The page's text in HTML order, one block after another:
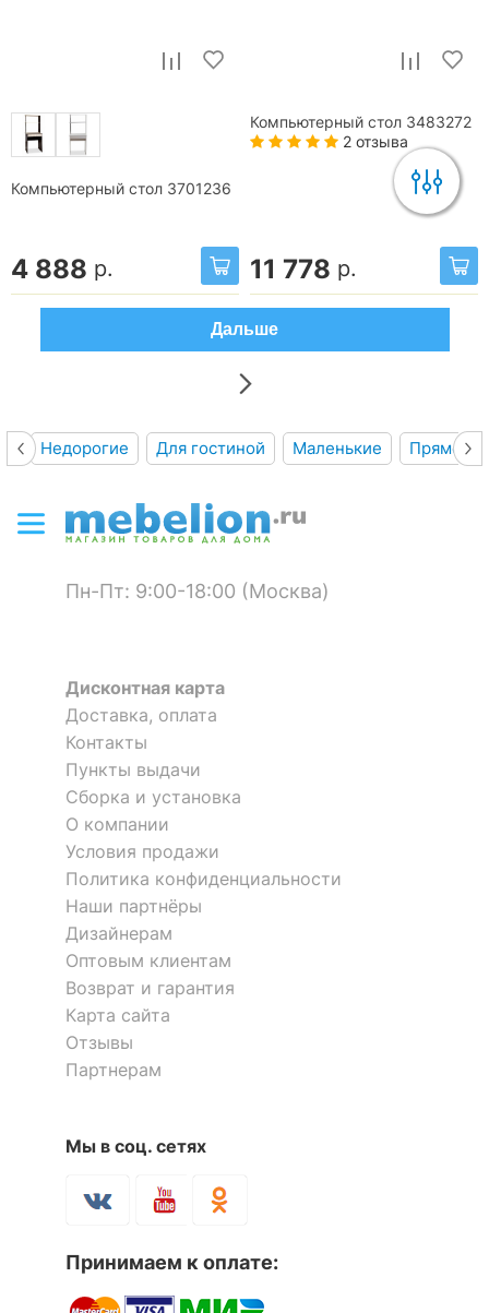
Компьютерный стол 3701236
4 888 р.
Компьютерный стол 3483272
2 отзыва
11 778 р.
Дальше
Недорогие Для гостиной Маленькие
Пн-Пт: 9:00-18:00 (Москва)
Дисконтная карта
Доставка, оплата
Контакты
Пункты выдачи
Сборка и установка
О компании
Условия продажи
Политика конфиденциальности
Наши партнёры
Дизайнерам
Оптовым клиентам
Возврат и гарантия
Карта сайта
Отзывы
Партнерам
Мы в соц. сетях
Принимаем к оплате: